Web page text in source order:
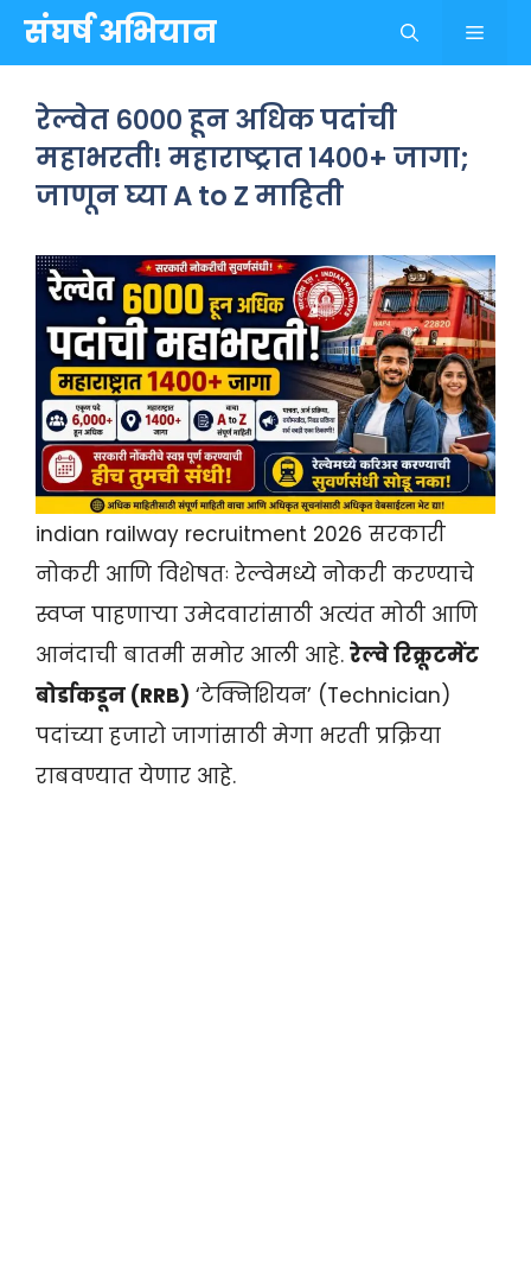
Skip
to
content
संघर्ष अभियान Menu
रेल्वेत ६००० हून अधिक पदांची
महाभरती! महाराष्ट्रात १४००+ जागा;
जाणून घ्या A to Z माहिती
indian railway recruitment 2026 सरकारी
नोकरी आणि विशेषतः रेल्वेमध्ये नोकरी करण्याचे
स्वप्न पाहणाऱ्या उमेदवारांसाठी अत्यंत मोठी आणि
आनंदाची बातमी समोर आली आहे. रेल्वे रिक्रूटमेंट
बोर्डाकडून (RRB) ‘टेक्निशियन’ (Technician)
पदांच्या हजारो जागांसाठी मेगा भरती प्रक्रिया
राबवण्यात येणार आहे.